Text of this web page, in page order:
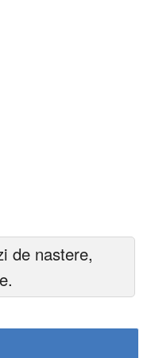
de nastere,